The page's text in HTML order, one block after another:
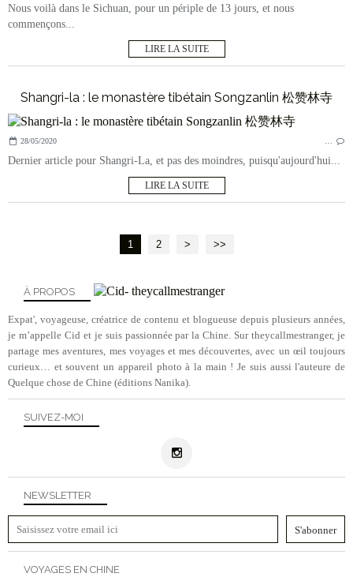
Nous voilà dans le Sichuan, pour un périple de 13 jours, et nous
commençons...
LIRE LA SUITE
Shangri-la : le monastère tibétain Songzanlin 松赞林寺
28/05/2020 …
Dernier article pour Shangri-La, et pas des moindres, puisqu'aujourd'hui...
LIRE LA SUITE
1 2 > >>
NEWSLETTER
SUIVEZ-MOI
À PROPOS
Expat', voyageuse, créatrice de contenu et blogueuse depuis plusieurs années,
je m’appelle Cid et je suis passionnée par la Chine. Sur theycallmestranger, je
partage mes aventures, mes voyages et mes découvertes, avec un œil toujours
curieux… et souvent un appareil photo à la main ! Je suis aussi l'auteure de
Quelque chose de Chine (éditions Nanika).
VOYAGES EN CHINE